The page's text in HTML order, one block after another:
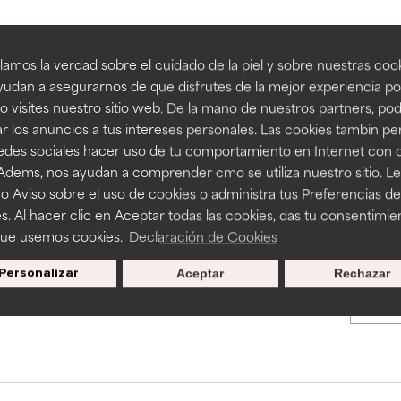
la verdad sobre el cuidado de la piel y sobre nuestras
a asegurarnos de que disfrutes de la mejor experiencia
visites nuestro sitio web. De la mano de nuestros partners,
los anuncios a tus intereses personales. Las cookies tambin
sociales hacer uso de tu comportamiento en Internet con
nos ayudan a comprender cmo se utiliza nuestro sitio.
Aviso sobre el uso de cookies o administra tus Preferencias de
Al hacer clic en Aceptar todas las cookies, das tu
usemos cookies. Declaración de Cookies
Personalizar Rechazar
Aceptar
BACK TO SEARCH
to assess ingredients in this dictionary. Regulations
tan beneficiosos como los de la categoría excelente, suelen ser
la estabilidad o la absorción de una fórmula.
ciertas limitaciones en cuanto a su apariencia, estabilidad o
básicos o que no cuentan con suficiente respaldo científico.
algunos beneficios se recomienda evitarlo por su
provocar efectos adversos como irritación, inflamación o
tan beneficiosos como los de la categoría excelente, suelen ser
la estabilidad o la absorción de una fórmula.
ciertas limitaciones en cuanto a su apariencia, estabilidad o
básicos o que no cuentan con suficiente respaldo científico.
algunos beneficios se recomienda evitarlo por su
provocar efectos adversos como irritación, inflamación o
Promociones exclusivas al